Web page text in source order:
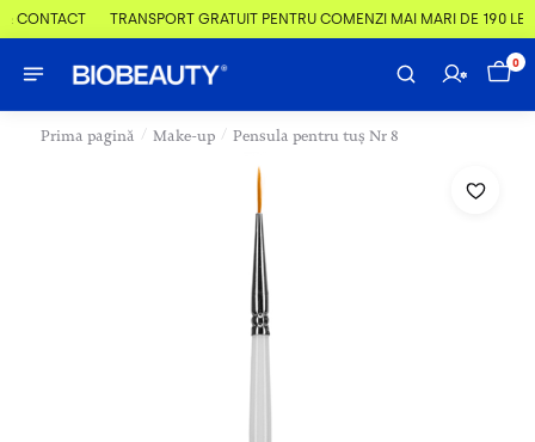
CONTACT TRANSPORT GRATUIT PENTRU COMENZI MAI MARI DE 190 LEI
0
Prima pagină / Make-up / Pensula pentru tuș Nr 8